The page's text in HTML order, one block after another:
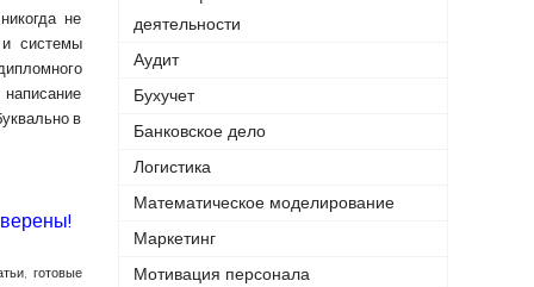
не
системы
в
готовые
деятельности
Аудит
Бухучет
Банковское дело
Логистика
Математическое моделирование
Маркетинг
Мотивация персонала